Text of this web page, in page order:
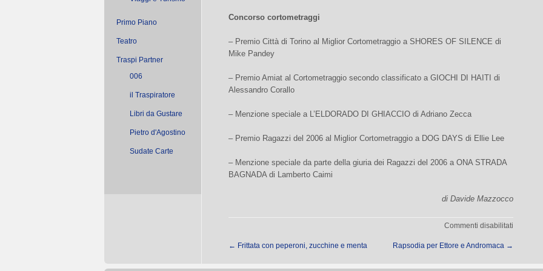
Primo Piano
Teatro
Traspi Partner
006
il Traspiratore
Libri da Gustare
Pietro d'Agostino
Sudate Carte
Concorso cortometraggi
– Premio Città di Torino al Miglior Cortometraggio a SHORES OF SILENCE di
Mike Pandey
– Premio Amiat al Cortometraggio secondo classificato a GIOCHI DI HAITI di
Alessandro Corallo
– Menzione speciale a L’ELDORADO DI GHIACCIO di Adriano Zecca
– Premio Ragazzi del 2006 al Miglior Cortometraggio a DOG DAYS di Ellie Lee
– Menzione speciale da parte della giuria dei Ragazzi del 2006 a ONA STRADA
BAGNADA di Lamberto Caimi
di Davide Mazzocco
Commenti disabilitati
← Frittata con peperoni, zucchine e menta Rapsodia per Ettore e Andromaca →